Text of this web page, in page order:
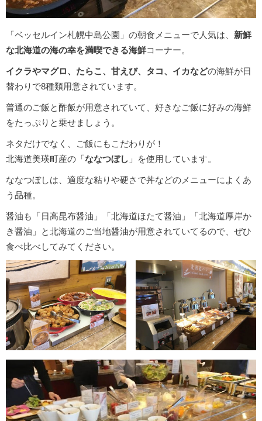
「ベッセルイン札幌中島公園」の朝食メニューで人気は、 新鮮
な北海道の海の幸を満喫できる海鮮コーナー。
イクラやマグロ、たらこ、甘えび、タコ、イカなどの海鮮が日
替わりで8種類用意されています。
普通のご飯と酢飯が用意されていて、好きなご飯に好みの海鮮
をたっぷりと乗せましょう。
ネタだけでなく、ご飯にもこだわりが！
北海道美瑛町産の「ななつぼし 」を使用しています。
ななつぼしは、適度な粘りや硬さで丼などのメニューによくあ
う品種。
醤油も「日高昆布醤油」「北海道ほたて醤油」「北海道厚岸か
き醤油」と北海道のご当地醤油が用意されていてるので、ぜひ
食べ比べしてみてください。